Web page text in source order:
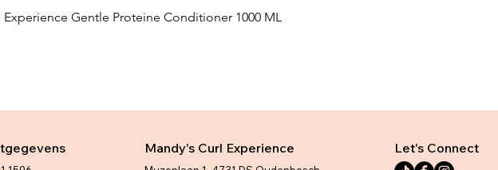
Experience Gentle Proteine Conditioner 1000 ML
Mandy's Curl Experience Let's Connect